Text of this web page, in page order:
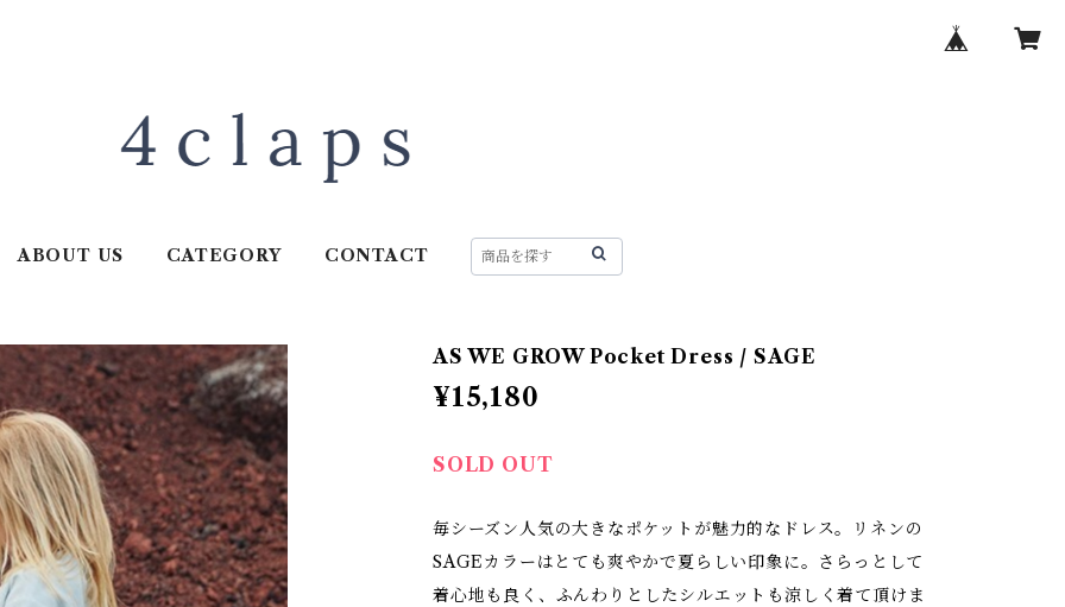
ABOUT US CATEGORY CONTACT
AS WE GROW Pocket Dress / SAGE
¥15,180
SOLD OUT
毎シーズン人気の大きなポケットが魅力的なドレス。リネンの
SAGEカラーはとても爽やかで夏らしい印象に。さらっとして
着心地も良く、ふんわりとしたシルエットも涼しく着て頂けま